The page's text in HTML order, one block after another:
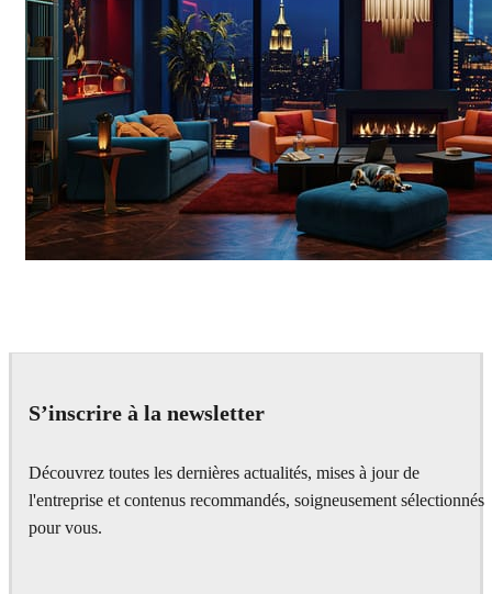
S’inscrire à la newsletter
Découvrez toutes les dernières actualités, mises à jour de
l'entreprise et contenus recommandés, soigneusement sélectionnés
pour vous.